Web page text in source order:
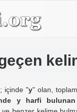
içinde "y" olan,
y harfi bulunan